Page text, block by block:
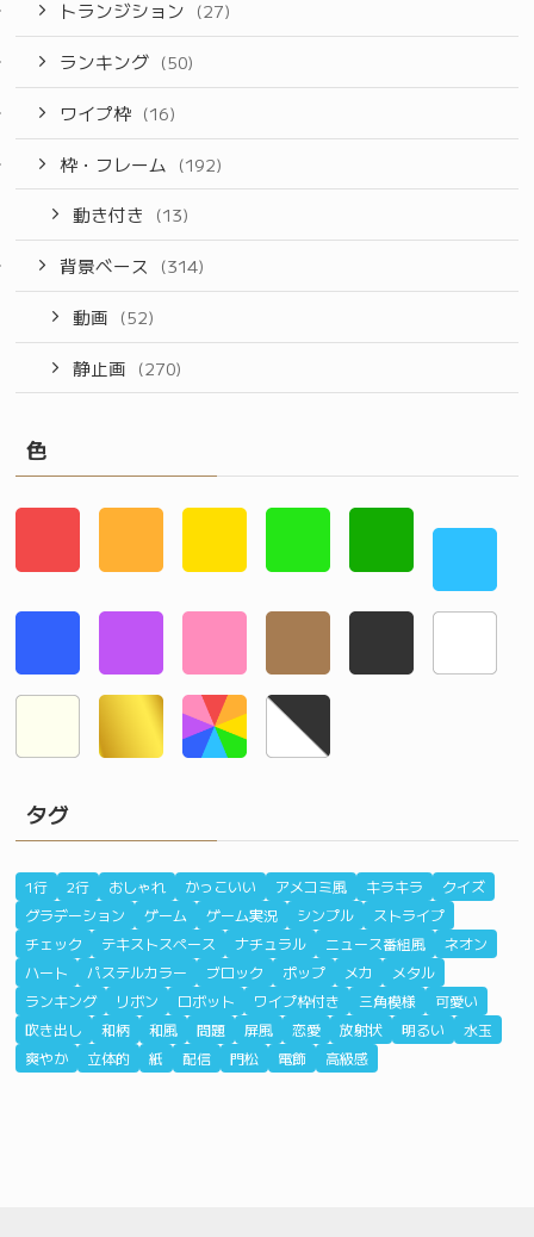
トランジション (27)
ランキング (50)
ワイプ枠 (16)
枠・フレーム (192)
動き付き (13)
背景ベース (314)
動画 (52)
静止画 (270)
色
タグ
1行 2行 おしゃれ かっこいい アメコミ風 キラキラ
クイズ
グラデーション
ゲーム ゲーム実況 シンプル
ストライプ
チェック
テキストスペース ナチュラル ニュース番組風
ネオン
ハート
パステルカラー ブロック ポップ メカ
メタル
ランキング
リボン ロボット ワイプ枠付き 三角模様
可愛い
吹き出し
和柄 和風 問題 屏風 恋愛 放射状 明るい
水玉
爽やか
立体的 紙 配信 門松 電飾 高級感